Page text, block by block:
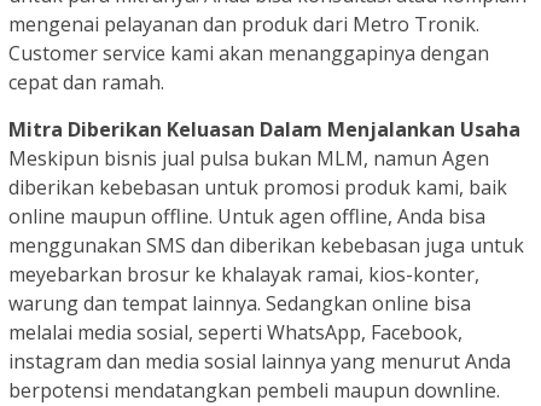
mengenai pelayanan dan produk dari Metro Tronik.
Customer service kami akan menanggapinya dengan
cepat dan ramah.
Mitra Diberikan Keluasan Dalam Menjalankan Usaha
Meskipun bisnis jual pulsa bukan MLM, namun Agen
diberikan kebebasan untuk promosi produk kami, baik
online maupun offline. Untuk agen offline, Anda bisa
menggunakan SMS dan diberikan kebebasan juga untuk
meyebarkan brosur ke khalayak ramai, kios-konter,
warung dan tempat lainnya. Sedangkan online bisa
melalai media sosial, seperti WhatsApp, Facebook,
instagram dan media sosial lainnya yang menurut Anda
berpotensi mendatangkan pembeli maupun downline.